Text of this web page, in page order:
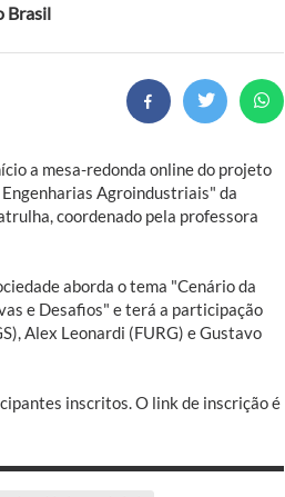
Brasil
a mesa-redonda online do projeto
Agroindustriais" da
coordenado pela professora
aborda o tema "Cenário da
e Desafios" e terá a participação
Alex Leonardi (FURG) e Gustavo
inscritos. O link de inscrição é